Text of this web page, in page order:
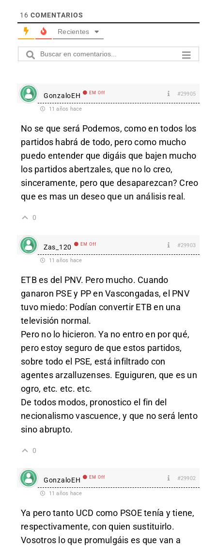
16 COMENTARIOS
Recientes
GonzaloEH EM Off #29905
11 años hace
No se que será Podemos, como en todos los
partidos habrá de todo, pero como mucho
puedo entender que digáis que bajen mucho
los partidos abertzales, que no lo creo,
sinceramente, pero que desaparezcan? Creo
que es mas un deseo que un análisis real.
0
Zas_120 EM Off #29903
11 años hace
ETB es del PNV. Pero mucho. Cuando
ganaron PSE y PP en Vascongadas, el PNV
tuvo miedo: Podían convertir ETB en una
televisión normal.
Pero no lo hicieron. Ya no entro en por qué,
pero estoy seguro de que estos partidos,
sobre todo el PSE, está infiltrado con
agentes arzalluzenses. Eguiguren, que es un
ogro, etc. etc. etc.
De todos modos, pronostico el fin del
necionalismo vascuence, y que no será lento
sino abrupto.
0
GonzaloEH EM Off #29902
11 años hace
Ya pero tanto UCD como PSOE tenía y tiene,
respectivamente, con quien sustituirlo.
Vosotros lo que promulgáis es que van a